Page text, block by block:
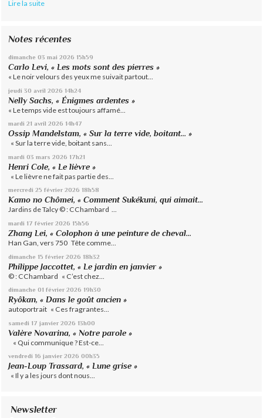
Lire la suite
Notes récentes
dimanche 03 mai 2026 15h59
Carlo Levi, « Les mots sont des pierres »
« Le noir velours des yeux me suivait partout...
jeudi 30 avril 2026 14h24
Nelly Sachs, « Énigmes ardentes »
« Le temps vide est toujours affamé...
mardi 21 avril 2026 14h47
Ossip Mandelstam, « Sur la terre vide, boitant… »
« Sur la terre vide, boitant sans...
mardi 03 mars 2026 17h21
Henri Cole, « Le lièvre »
« Le lièvre ne fait pas partie des...
mercredi 25 février 2026 18h58
Kamo no Chômei, « Comment Sukékuni, qui aimait...
Jardins de Talcy © : CChambard ...
mardi 17 février 2026 15h56
Zhang Lei, « Colophon à une peinture de cheval...
Han Gan, vers 750 Tête comme...
dimanche 15 février 2026 18h32
Philippe Jaccottet, « Le jardin en janvier »
© : CChambard « C’est chez...
dimanche 01 février 2026 19h30
Ryôkan, « Dans le goût ancien »
autoportrait « Ces fragrantes...
samedi 17 janvier 2026 13h00
Valère Novarina, « Notre parole »
« Qui communique ? Est-ce...
vendredi 16 janvier 2026 00h35
Jean-Loup Trassard, « Lune grise »
« Il y a les jours dont nous...
Newsletter